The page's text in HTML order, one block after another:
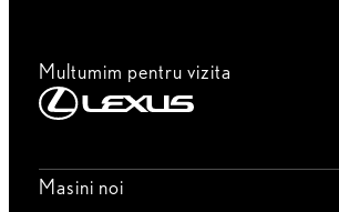
Multumim pentru vizita
Masini noi